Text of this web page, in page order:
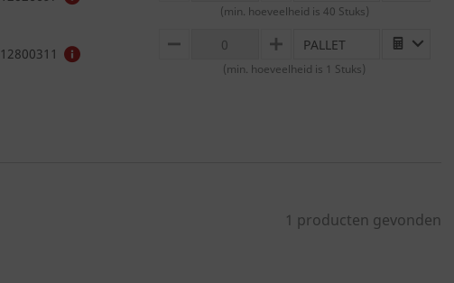
(min. hoeveelheid is 40 Stuks)
12800311 MINUS PLUSPALLET
(min. hoeveelheid is 1 Stuks)
1 producten gevonden